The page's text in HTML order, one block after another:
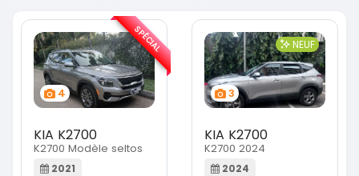
4
KIA K2700
K2700 Modèle seltos
2021
SPÉCIAL
3
NEUF
KIA K2700
K2700 2024
2024